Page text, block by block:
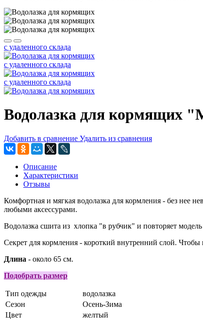
с удаленного склада
с удаленного склада
с удаленного склада
Водолазка для кормящих
Добавить в сравнение Удалить из сравнения
Описание
Характеристики
Отзывы
Комфортная и мягкая водолазка для кормления - без нее
любыми аксессурами.
Водолазка сшита из хлопка "в рубчик" и повторяет
Секрет для кормления - короткий внутренний слой.
Длина - около 65 см.
Подобрать размер
Тип одежды
водолазка
Сезон
Осень-Зима
Цвет
желтый